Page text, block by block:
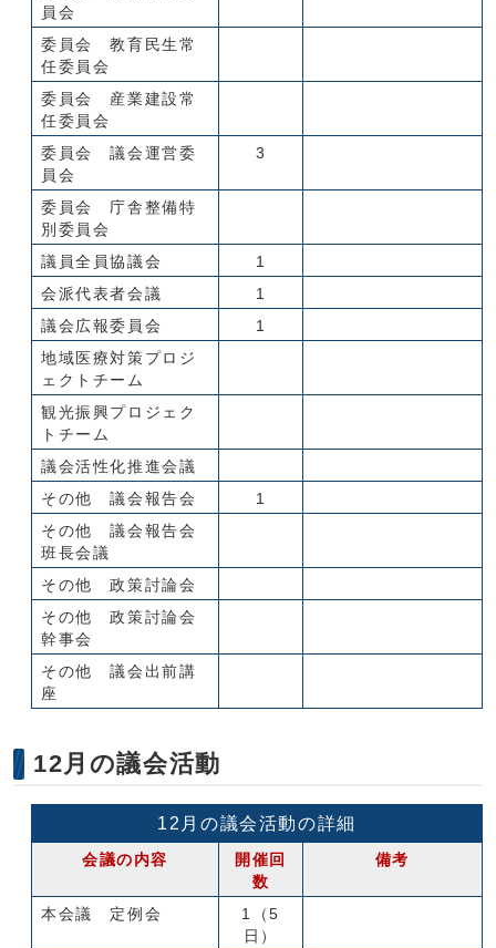
員会
委員会 教育民生常
任委員会
委員会 産業建設常
任委員会
委員会 議会運営委
員会
3
委員会 庁舎整備特
別委員会
議員全員協議会
1
会派代表者会議
1
議会広報委員会
1
地域医療対策プロジ
ェクトチーム
観光振興プロジェク
トチーム
議会活性化推進会議
その他 議会報告会
1
その他 議会報告会
班長会議
その他 政策討論会
その他 政策討論会
幹事会
その他 議会出前講
座
12月の議会活動
12月の議会活動の詳細
会議の内容
開催回
数
備考
本会議 定例会
1（5
日）